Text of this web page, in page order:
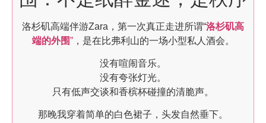
洛杉矶高端伴游Zara，第一次真正走进所谓“洛杉矶高
端的外围”，是在比弗利山的一场小型私人酒会。
没有喧闹音乐。
没有夸张灯光。
只有低声交谈和香槟杯碰撞的清脆声。
那晚我穿着简单的白色裙子，头发自然垂下。